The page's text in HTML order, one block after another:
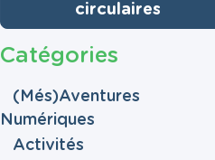
circulaires
Catégories
(Més)Aventures
Numériques
Activités